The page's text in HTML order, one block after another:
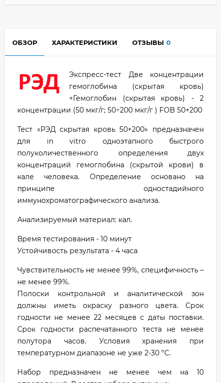
ОБЗОР ХАРАКТЕРИСТИКИ ОТЗЫВЫ 0
Экспресс-тест Две концентрации
гемоглобина (скрытая кровь)
+Гемоглобин (скрытая кровь) - 2
концентрации (50 мкг/г; 50÷200 мкг/г ) FOB 50+200
Тест «РЭД скрытая кровь 50+200» предназначен
для in vitro одноэтапного быстрого
полуколичественного определения двух
концентраций гемоглобина (скрытой крови) в
кале человека. Определение основано на
принципе одностадийного
иммунохроматографического анализа.
Анализируемый материал: кал.
Время тестирования - 10 минут
Устойчивость результата - 4 часа
Чувствительность не менее 99%, специфичность –
не менее 99%.
Полоски контрольной и аналитической зон
должны иметь окраску разного цвета. Срок
годности не менее 22 месяцев с даты поставки.
Срок годности распечатанного теста не менее
полутора часов. Условия хранения при
температурном диапазоне не уже 2-30 °С.
Набор предназначен не менее чем на 10